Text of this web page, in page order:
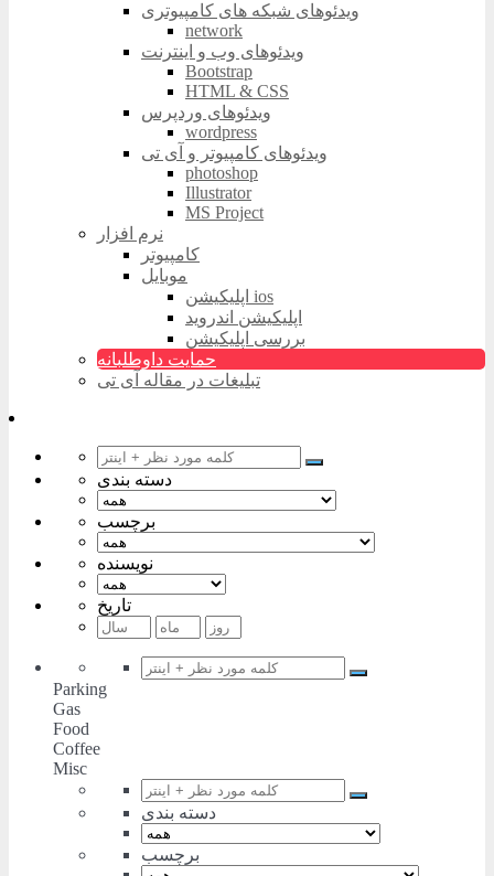
ویدئوهای شبکه های کامپیوتری
network
ویدئوهای وب و اینترنت
Bootstrap
HTML & CSS
ویدئوهای وردپرس
wordpress
ویدئوهای کامپیوتر و آی تی
photoshop
Illustrator
MS Project
نرم افزار
کامپیوتر
موبایل
اپلیکیشن ios
اپلیکیشن اندروید
بررسی اپلیکیشن
حمایت داوطلبانه
تبلیغات در مقاله آی تی
دسته بندی
برچسب
نویسنده
تاریخ
Parking
Gas
Food
Coffee
Misc
دسته بندی
برچسب